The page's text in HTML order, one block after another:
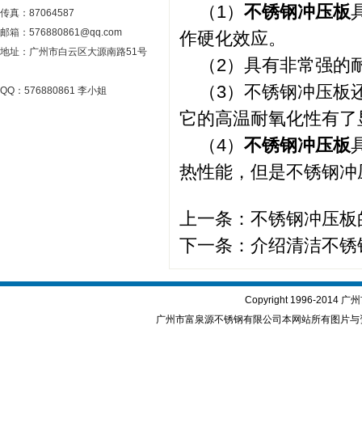
（1） 不锈钢冲压板
作硬化效应。
（2）具有非常强的
（3）不锈钢冲压板
它的高温耐氧化性有
（4） 不锈钢冲压板
热性能，但是不锈钢
上一条： 不锈钢冲压
下一条： 介绍清洁不
传真：87064587
邮箱：576880861@qq.com
地址：广州市白云区大源南路51号
QQ：576880861 李小姐
Copyright 1996-2014 广
广州市富泉源不锈钢有限公司本网站所有图片